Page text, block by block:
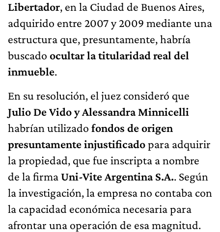
Libertador, en la Ciudad de Buenos Aires,
adquirido entre 2007 y 2009 mediante una
estructura que, presuntamente, habría
buscado ocultar la titularidad real del
inmueble.
En su resolución, el juez consideró que
Julio De Vido y Alessandra Minnicelli
habrían utilizado fondos de origen
presuntamente injustificadopara adquirir
la propiedad, que fue inscripta a nombre
de la firmaUni-Vite Argentina S.A.. Según
la investigación, la empresa no contaba con
la capacidad económica necesaria para
afrontar una operación de esa magnitud.